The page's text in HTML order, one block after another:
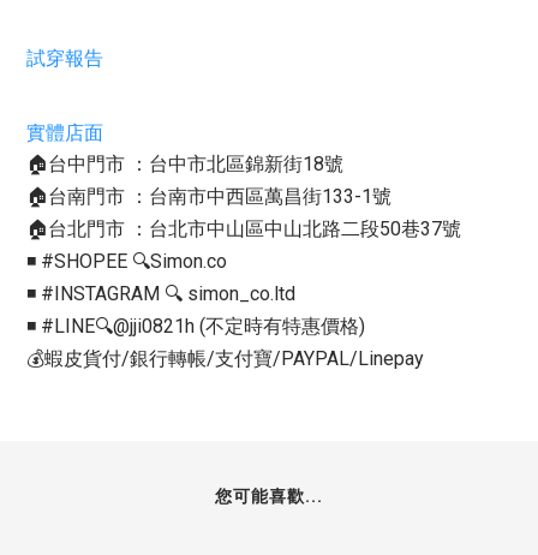
試穿報告
實體店面
🏠台中門市 ：台中市北區錦新街18號
🏠台南門市 ：台南市中西區萬昌街133-1號
🏠台北門市 ：台北市中山區中山北路二段50巷37號
◾️ #SHOPEE 🔍Simon.co
◾️ #INSTAGRAM 🔍 simon_co.ltd
◾️ #LINE🔍@jji0821h (不定時有特惠價格)
💰蝦皮貨付/銀行轉帳/支付寶/PAYPAL/Linepay
您可能喜歡...